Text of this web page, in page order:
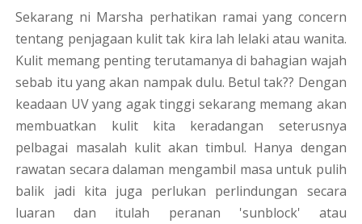
Sekarang ni Marsha perhatikan ramai yang concern
tentang penjagaan kulit tak kira lah lelaki atau wanita.
Kulit memang penting terutamanya di bahagian wajah
sebab itu yang akan nampak dulu. Betul tak?? Dengan
keadaan UV yang agak tinggi sekarang memang akan
membuatkan kulit kita keradangan seterusnya
pelbagai masalah kulit akan timbul. Hanya dengan
rawatan secara dalaman mengambil masa untuk pulih
balik jadi kita juga perlukan perlindungan secara
luaran dan itulah peranan 'sunblock' atau